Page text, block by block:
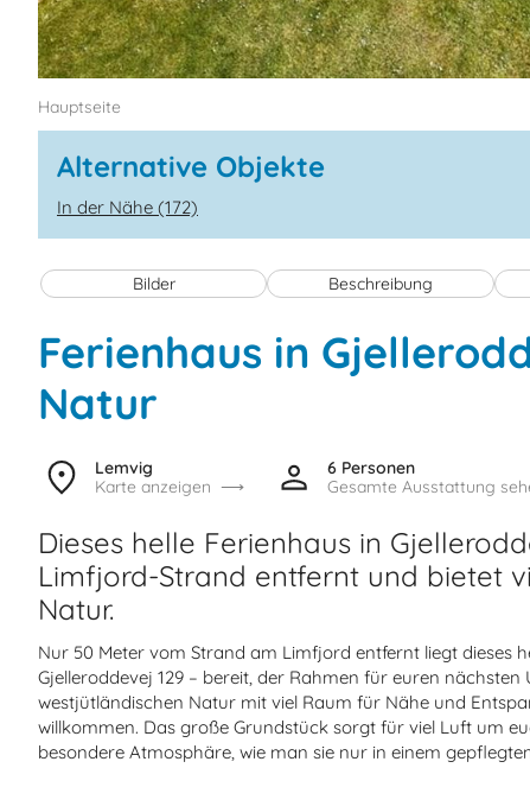
Hauptseite
Alternative Objekte
In der Nähe (172)
Bilder Beschreibung
Ferienhaus in
Natur
Lemvig
Karte anzeigen
6 Personen
Gesamte Ausstattung
Dieses helle Ferienhaus in
Limfjord-Strand entfernt und bietet
Natur.
Nur 50 Meter vom Strand am Limfjord entfernt liegt dieses
Gjelleroddevej 129 – bereit, der Rahmen für euren
westjütländischen Natur mit viel Raum für Nähe und
willkommen. Das große Grundstück sorgt für viel Luft um
besondere Atmosphäre, wie man sie nur in einem